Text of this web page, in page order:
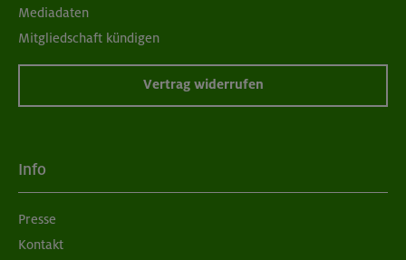
Mediadaten
Mitgliedschaft kündigen
Vertrag widerrufen
Info
Presse
Kontakt